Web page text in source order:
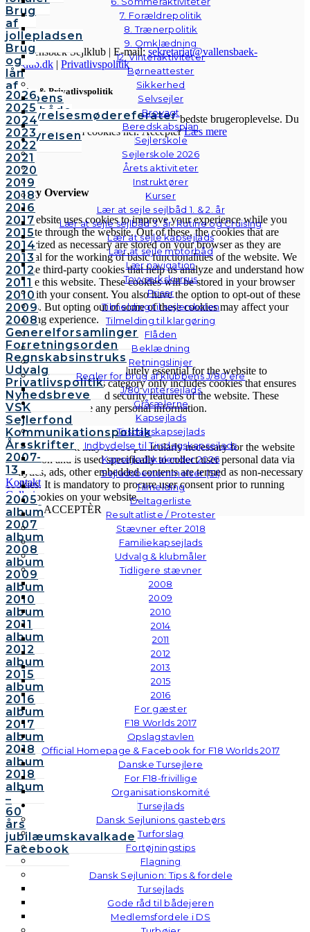
7. Forældrepolitik
8. Trænerpolitik
9. Omklædning
12. Vinteraktiviteter
Børneattester
Sikkerhed
Selvsejler
Brovagt
Beredskabsplan
Sejlerskole
Sejlerskole 2026
Årets aktiviteter
Instruktører
Kurser
Lær at sejle sejlbåd 1. & 2. år
Lær at sejle sejlbåd 3. år: Rutine og Cruising
Lær at sejle kapsejlads
Lær at sejle motorbåd
Lær navigation
Tovværkskursus
Priser
Tilmelding til sejlerskolen
Tilmelding til klargøring
Flåden
Beklædning
Retningslinjer
Regler for brug af klubbens J/80’ere
J/80 vintersejlads
Gråsælerne
Kapsejlads
Tirsdagskapsejlads
Indbydelse til Tirsdagskapsejlads
Kapsejladskalender 2026
Sejladsbestemmelser (SI)
Tilmelding
Deltagerliste
Resultatliste / Protester
Stævner efter 2018
Familiekapsejlads
Udvalg & klubmåler
Tidligere stævner
2008
2009
2010
2014
2011
2012
2013
2015
2016
For gæster
F18 Worlds 2017
Opslagstavlen
Official Homepage & Facebook for F18 Worlds 2017
Danske Tursejlere
For F18-frivillige
Organisationskomité
Tursejlads
Dansk Sejlunions gastebørs
Turforslag
Fortøjningstips
Flagning
Dansk Sejlunion: Tips & fordele
Tursejlads
Gode råd til bådejeren
Medlemsfordele i DS
Brug
af
jollepladsen
Brug
og
lån
af
klubbens
følgebåde
Vedtægter
Bestyrelsen
Bestyrelsesmødereferater
2026
2025
2024
2023
2022
2021
2020
2019
2018
2016
2017
2015
2014
2013
2012
2011
2010
2009
2008
Generelforsamlinger
Forretningsorden
Regnskabsinstruks
Udvalg
Privatlivspolitik
Nyhedsbreve
VSK
Sejlerfond
Kommunikationspolitik
Årsskrifter
2007-
13
Kontakt
Galleri
Andre
fotos
2005
album
2007
album
2008
album
2009
album
2010
album
2011
album
2012
album
2015
album
2016
album
2017
album
2018
album
2018
album
–
60
års
jubilæumskavalkade
Facebook
© Vallensbæk Sejlklub | E-mail:sekretariat@vallensbaek-
sejlklub.dk | Privatlivspolitik
Cookies & Privatlivspolitik
Vi anvender cookies for at give dig den bedste brugeroplevelse. Du
kan læse mere om cookies her.Accepter Læs mere
Luk
Privacy Overview
This website uses cookies to improve your experience while you
navigate through the website. Out of these, the cookies that are
categorized as necessary are stored on your browser as they are
essential for the working of basic functionalities of the website. We
also use third-party cookies that help us analyze and understand how
you use this website. These cookies will be stored in your browser
only with your consent. You also have the option to opt-out of these
cookies. But opting out of some of these cookies may affect your
browsing experience.
Necessary
Necessary
Altid aktiveret
Necessary cookies are absolutely essential for the website to
function properly. This category only includes cookies that ensures
basic functionalities and security features of the website. These
cookies do not store any personal information.
Non-necessary
Non-necessary
Any cookies that may not be particularly necessary for the website
to function and is used specifically to collect user personal data via
analytics, ads, other embedded contents are termed as non-necessary
cookies. It is mandatory to procure user consent prior to running
these cookies on your website.
GEM & ACCEPTÈR